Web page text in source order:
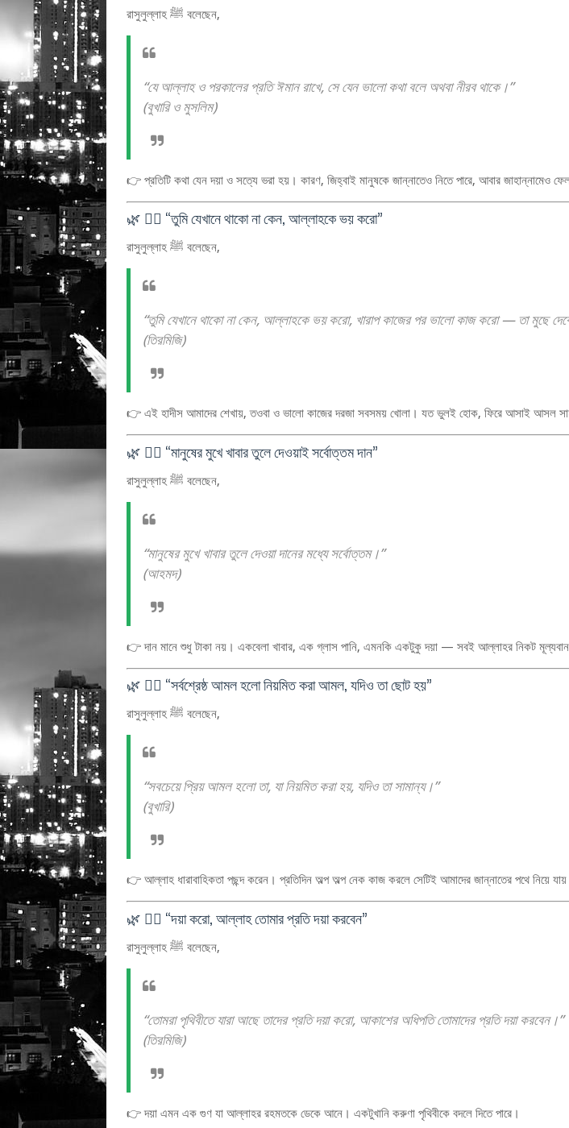
রাসুলুল্লাহ ﷺ বলেছেন,
“যে আল্লাহ ও পরকালের প্রতি ঈমান রাখে, সে যেন ভালো কথা বলে অথবা নীরব থাকে।”
(বুখারি ও মুসলিম)
👉 প্রতিটি কথা যেন দয়া ও সত্যে ভরা হয়। কারণ, জিহ্বাই মানুষকে জান্নাতেও নিতে পারে, আবার জাহান্নামেও
🌿 ৩️⃣ “তুমি যেখানে থাকো না কেন, আল্লাহকে ভয় করো”
রাসুলুল্লাহ ﷺ বলেছেন,
“তুমি যেখানে থাকো না কেন, আল্লাহকে ভয় করো, খারাপ কাজের পর ভালো কাজ করো — তা মুছে
(তিরমিজি)
👉 এই হাদীস আমাদের শেখায়, তওবা ও ভালো কাজের দরজা সবসময় খোলা। যত ভুলই হোক, ফিরে আসাই আসল
🌿 ৪️⃣ “মানুষের মুখে খাবার তুলে দেওয়াই সর্বোত্তম দান”
রাসুলুল্লাহ ﷺ বলেছেন,
“মানুষের মুখে খাবার তুলে দেওয়া দানের মধ্যে সর্বোত্তম।”
(আহমদ)
👉 দান মানে শুধু টাকা নয়। একবেলা খাবার, এক গ্লাস পানি, এমনকি একটুকু দয়া — সবই আল্লাহর নিকট
🌿 ৫️⃣ “সর্বশ্রেষ্ঠ আমল হলো নিয়মিত করা আমল, যদিও তা ছোট হয়”
রাসুলুল্লাহ ﷺ বলেছেন,
“সবচেয়ে প্রিয় আমল হলো তা, যা নিয়মিত করা হয়, যদিও তা সামান্য।”
(বুখারি)
👉 আল্লাহ ধারাবাহিকতা পছন্দ করেন। প্রতিদিন অল্প অল্প নেক কাজ করলে সেটিই আমাদের জান্নাতের পথে নিয়ে
🌿 ৬️⃣ “দয়া করো, আল্লাহ তোমার প্রতি দয়া করবেন”
রাসুলুল্লাহ ﷺ বলেছেন,
“তোমরা পৃথিবীতে যারা আছে তাদের প্রতি দয়া করো, আকাশের অধিপতি তোমাদের প্রতি দয়া করবেন।”
(তিরমিজি)
👉 দয়া এমন এক গুণ যা আল্লাহর রহমতকে ডেকে আনে। একটুখানি করুণা পৃথিবীকে বদলে দিতে পারে।